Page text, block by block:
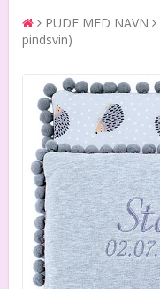
PUDE MED NAVN
pindsvin)